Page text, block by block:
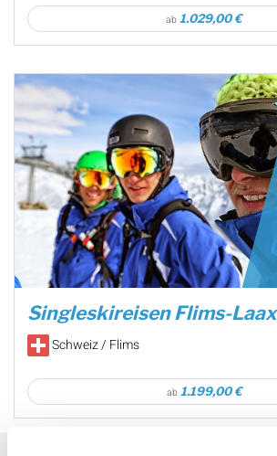
ab 1.029,00 €
Singleskireisen Flims-Laax
Schweiz / Flims
ab 1.199,00 €